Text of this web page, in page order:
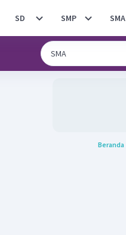
SD SMP SMA
Beranda